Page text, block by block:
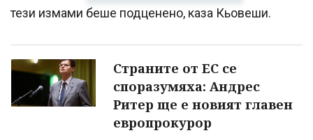
тези измами беше подценено, каза Кьовеши.
Страните от ЕС се
споразумяха: Андрес
Ритер ще е новият главен
европрокурор